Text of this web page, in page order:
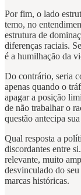
Por fim, o lado
temo, no
estrutura de
diferenças raciais.
é a humilhação da
Do contrário, seria
apenas quando o
apagar a posição
de não trabalhar o
questão antecipa
Qual resposta a
discordantes entre
relevante, muito
desvinculado do
marcas históricas.